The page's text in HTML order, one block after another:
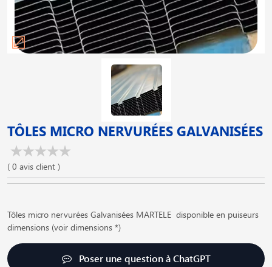
TÔLES MICRO NERVURÉES GALVANISÉES
( 0 avis client )
Tôles micro nervurées Galvanisées MARTELE disponible en puiseurs
dimensions (voir dimensions *)
Poser une question à ChatGPT